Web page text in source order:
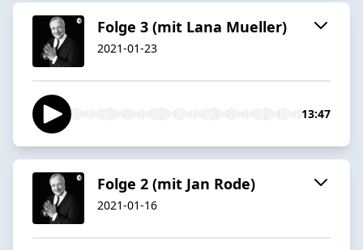
Folge 3 (mit Lana Mueller)
2021-01-23
13:47
Folge 2 (mit Jan Rode)
2021-01-16